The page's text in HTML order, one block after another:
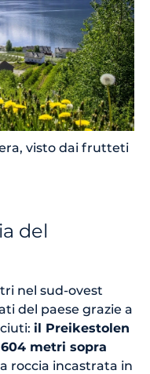
visto dai frutteti
del
nel sud-ovest
del paese grazie a
il Preikestolen
604 metri sopra
roccia incastrata in